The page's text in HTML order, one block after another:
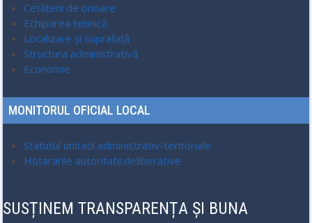
Cetățeni de onoare
Echiparea tehnică
Localizare şi suprafaţă
Structura administrativă
Economie
MONITORUL OFICIAL LOCAL
Statutul unitatii administrativ-teritoriale
Hotararile autoritatii deliberative
SUSȚINEM TRANSPARENȚA ȘI BUNA